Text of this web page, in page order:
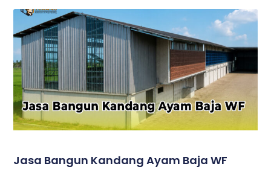
Jasa Bangun Kandang Ayam Baja WF